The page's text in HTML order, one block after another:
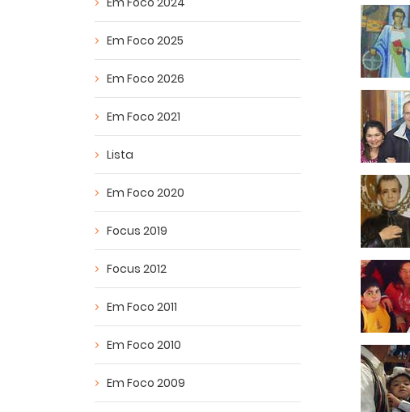
Em Foco 2025
Em Foco 2026
Em Foco 2021
Lista
Em Foco 2020
Focus 2019
Focus 2012
Em Foco 2011
Em Foco 2010
Em Foco 2009